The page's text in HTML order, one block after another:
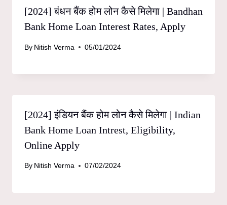
[2024] बंधन बैंक होम लोन कैसे मिलेगा | Bandhan
Bank Home Loan Interest Rates, Apply
By Nitish Verma 05/01/2024
[2024] इंडियन बैंक होम लोन कैसे मिलेगा | Indian
Bank Home Loan Intrest, Eligibility,
Online Apply
By Nitish Verma 07/02/2024